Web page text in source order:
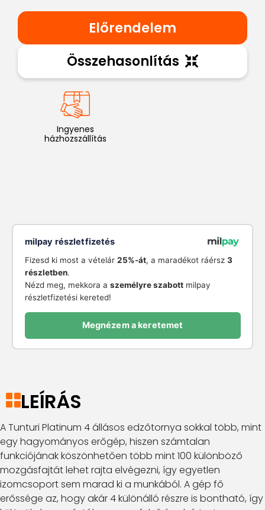
Előrendelem
Összehasonlítás
Ingyenes
házhozszállítás
milpay részletfizetés
Fizesd ki most a vételár 25%-át, a maradékot ráérsz 3
részletben.
Nézd meg, mekkora a személyre szabottmilpay
részletfizetési kereted!
Megnézem a keretemet
LEÍRÁS
A Tunturi Platinum 4 állásos edzőtornya sokkal több, mint
egy hagyományos erőgép, hiszen számtalan
funkciójának köszönhetően több mint 100 különböző
mozgásfajtát lehet rajta elvégezni, így egyetlen
izomcsoport sem marad ki a munkából. A gép fő
erőssége az, hogy akár 4 különálló részre is bontható, így